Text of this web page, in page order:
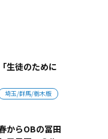
生徒のために
埼玉/群馬/栃木版
からOBの冨田